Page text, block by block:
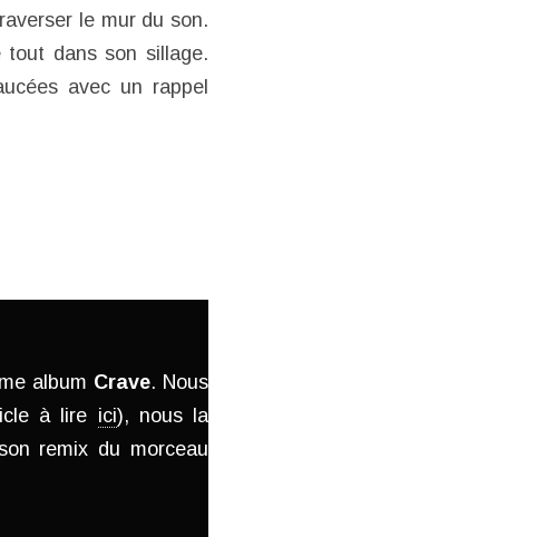
le mur du son.
tout dans son sillage.
avec un rappel
album Crave. Nous
à lire ici), nous la
remix du morceau